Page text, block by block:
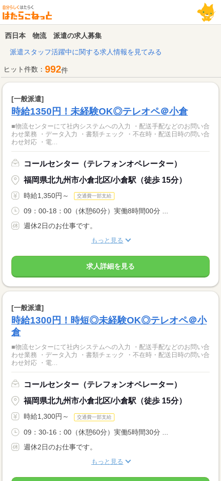
西日本 物流 派遣の求人募集
派遣スタッフ活躍中に関する求人情報を見てみる
ヒット件数： 992件
[一般派遣]
時給1350円！未経験OK◎テレオペ＠小倉
■物流センターにて社内システムへの入力 ・配送手配などのお問い合
わせ業務 ・データ入力 ・書類チェック ・不在時・配送日時の問い合
わせ対応 ・電...
コールセンター（テレフォンオペレーター）
福岡県北九州市小倉北区/小倉駅（徒歩 15分）
時給1,350円～ 交通費一部支給
09：00-18：00（休憩60分）実働8時間00分 ...
週休2日のお仕事です。
もっと見る
求人詳細を見る
[一般派遣]
時給1300円！時短◎未経験OK◎テレオペ＠小
倉
■物流センターにて社内システムへの入力 ・配送手配などのお問い合
わせ業務 ・データ入力 ・書類チェック ・不在時・配送日時の問い合
わせ対応 ・電...
コールセンター（テレフォンオペレーター）
福岡県北九州市小倉北区/小倉駅（徒歩 15分）
時給1,300円～ 交通費一部支給
09：30-16：00（休憩60分）実働5時間30分 ...
週休2日のお仕事です。
もっと見る